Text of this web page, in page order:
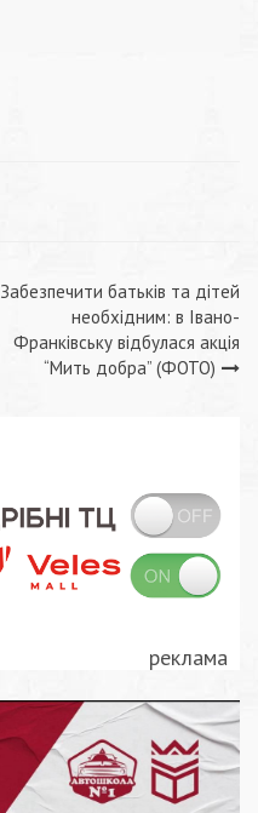
Забезпечити батьків та дітей
необхідним: в Івано-
Франківську відбулася акція
“Мить добра” (ФОТО)